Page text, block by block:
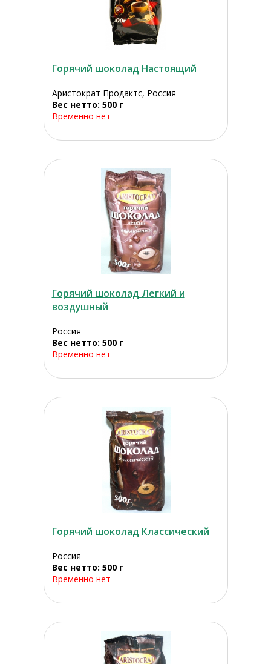
Горячий шоколад Настоящий
Аристократ Продактс, Россия
Вес нетто: 500 г
Временно нет
Горячий шоколад Легкий и
воздушный
Россия
Вес нетто: 500 г
Временно нет
Горячий шоколад Классический
Россия
Вес нетто: 500 г
Временно нет